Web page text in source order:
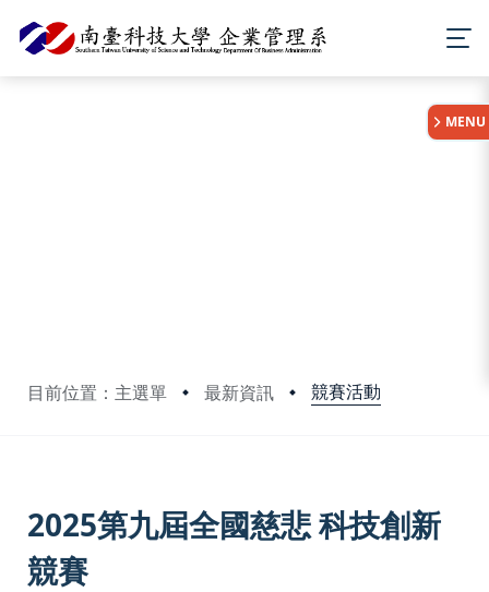
目前位置：主選單 最新資訊 競賽活動
MENU
2025第九屆全國慈悲 科技創新
競賽